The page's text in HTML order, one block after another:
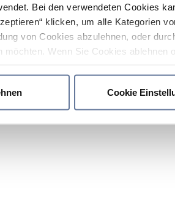
Bei den verwendeten Cookies
klicken, um alle Kategorien
von Cookies abzulehnen, oder
möchten. Wenn Sie Cookies ablehnen
Cookie